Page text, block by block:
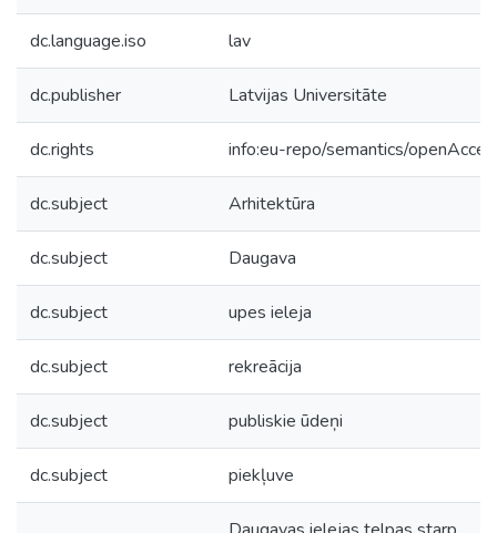
dc.language.iso lav
dc.publisher Latvijas Universitāte
dc.rights info:eu-repo/semantics/
dc.subject Arhitektūra
dc.subject Daugava
dc.subject upes ieleja
dc.subject rekreācija
dc.subject publiskie ūdeņi
dc.subject piekļuve